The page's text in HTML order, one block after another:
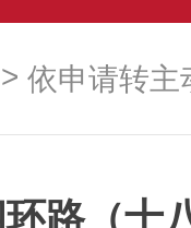
> 依申请转主
路（十